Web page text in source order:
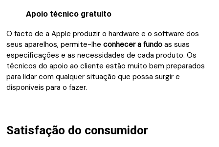
Apoio técnico gratuito
O facto de a Apple produzir o hardware e o software dos
seus aparelhos, permite-lheconhecer a fundo as suas
especificações e as necessidades de cada produto. Os
técnicos do apoio ao cliente estão muito bem preparados
para lidar com qualquer situação que possa surgir e
disponíveis para o fazer.
Satisfação do consumidor